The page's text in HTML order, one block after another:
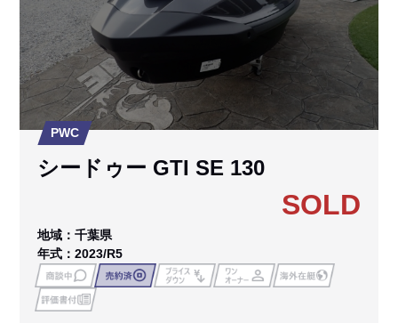
PWC
シードゥー GTI SE 130
SOLD
地域：千葉県
年式：2023/R5